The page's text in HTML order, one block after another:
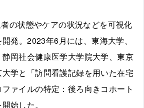
の状態やケアの状況などを可視化
発。2023年6月には、東海大学、
岡社会健康医学大学院大学、東京
学と「訪問看護記録を用いた在宅
ァイルの特定：後ろ向きコホート
始した。